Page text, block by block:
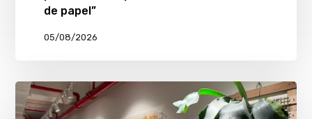
de papel”
05/08/2026